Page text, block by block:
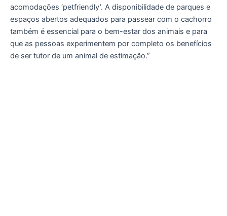
acomodações ‘petfriendly’. A disponibilidade de parques e
espaços abertos adequados para passear com o cachorro
também é essencial para o bem-estar dos animais e para
que as pessoas experimentem por completo os benefícios
de ser tutor de um animal de estimação.”